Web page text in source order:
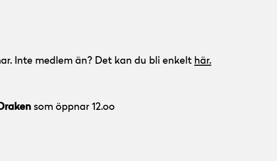
Inte medlem än? Det kan du bli enkelt här.
som öppnar 12.oo